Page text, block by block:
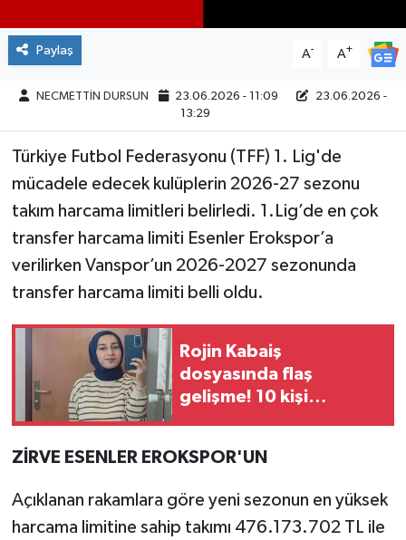
Paylaş A- A+
NECMETTİN DURSUN 23.06.2026 - 11:09
23.06.2026 -
13:29
Türkiye Futbol Federasyonu (TFF) 1. Lig'de
mücadele edecek kulüplerin 2026-27 sezonu
takım harcama limitleri belirledi. 1.Lig’de en çok
transfer harcama limiti Esenler Erokspor’a
verilirken Vanspor’un 2026-2027 sezonunda
transfer harcama limiti belli oldu.
Rojin Kabaiş
dosyasında flaş
gelişme! 10 kişi
ZİRVE ESENLER EROKSPOR'UN
Açıklanan rakamlara göre yeni sezonun en yüksek
harcama limitine sahip takımı 476.173.702 TL ile